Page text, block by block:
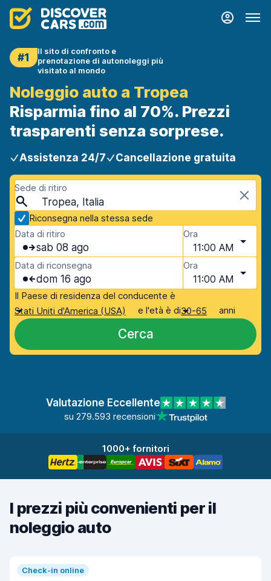
#1
Il sito di confronto e
prenotazione di autonoleggi più
visitato al mondo
Noleggio auto a Tropea
Risparmia fino al 70%. Prezzi
trasparenti senza sorprese.
Assistenza 24/7 Cancellazione gratuita
Sede di ritiro
Tropea, Italia
Riconsegna nella stessa sede
Data di ritiro
sab 08 ago
Ora
11:00 AM
Data di riconsegna
dom 16 ago
Ora
11:00 AM
Il Paese di residenza del conducente è
Stati Uniti d'America (USA)
e l'età è di30-65 anni
Cerca
Valutazione Eccellente
su 279.593 recensioni
1000+ fornitori
I prezzi più convenienti per il
noleggio auto
Check-in online